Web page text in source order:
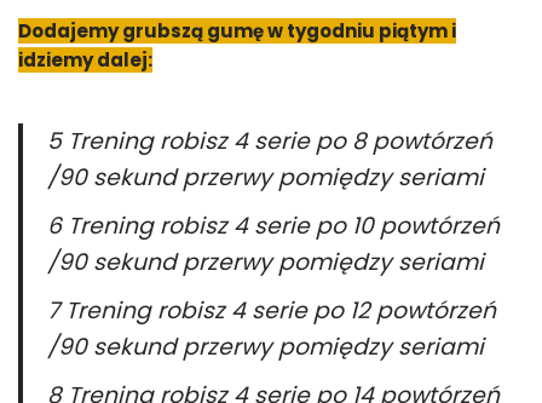
Dodajemy grubszą gumę w tygodniu piątym i
idziemy dalej:
5 Trening robisz 4 serie po 8 powtórzeń
/90 sekund przerwy pomiędzy seriami
6 Trening robisz 4 serie po 10 powtórzeń
/90 sekund przerwy pomiędzy seriami
7 Trening robisz 4 serie po 12 powtórzeń
/90 sekund przerwy pomiędzy seriami
8 Trening robisz 4 serie po 14 powtórzeń